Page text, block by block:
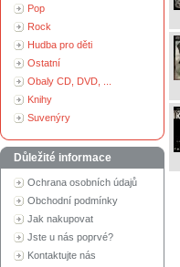
Pop
Rock
Hudba pro děti
Ostatní
Obaly CD, DVD, ...
Knihy
Suvenýry
Důležité informace
Ochrana osobních údajů
Obchodní podmínky
Jak nakupovat
Jste u nás poprvé?
Kontaktujte nás